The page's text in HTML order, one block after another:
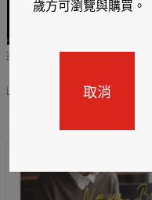
2026/06/20 - 2026/08/
歲方可瀏覽與購買。
取消